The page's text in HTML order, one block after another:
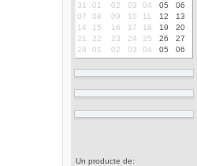
31
01 02 03 04 05
06
07
08 09 10 11 12
13
14
15 16 17 18 19
20
21
22 23 24 25 26
27
28
01 02 03 04 05 06
Un producte de: